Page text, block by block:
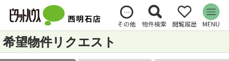
希望物件リクエスト